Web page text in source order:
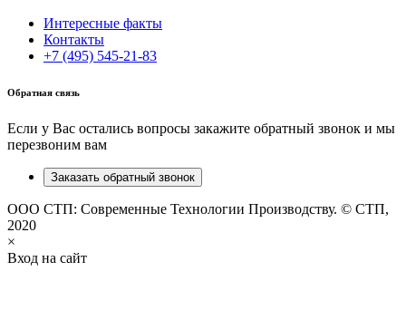
Интересные факты
Контакты
+7 (495) 545-21-83
Обратная связь
Если у Вас остались вопросы закажите обратный звонок и мы
перезвоним вам
Заказать обратный звонок
ООО СТП: Современные Технологии Производству. © СТП,
2020
×
Вход на сайт